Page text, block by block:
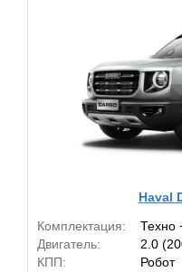
Haval
Комплектация:
Техно
Двигатель:
2.0
КПП:
Робот